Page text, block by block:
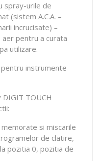
spray-urile de
(sistem A.C.A. –
incrucisate) –
pentru a curata
utilizare.
instrumente
DIGIT TOUCH
si miscarile
de clatire,
pozitia 0, pozitia de